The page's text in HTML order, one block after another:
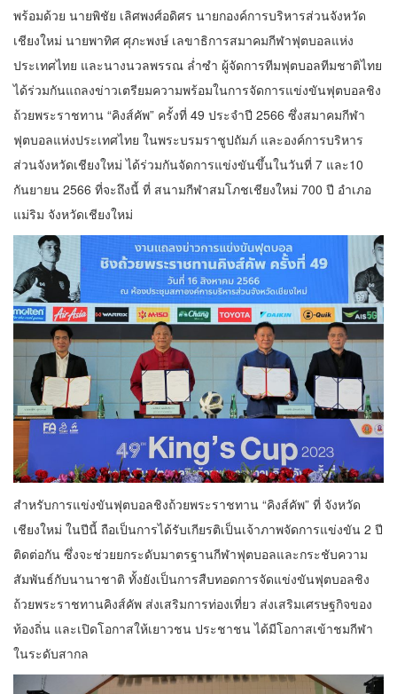
พร้อมด้วย นายพิชัย เลิศพงศ์อดิศร นายกองค์การบริหารส่วนจังหวัด
เชียงใหม่ นายพาทิศ ศุภะพงษ์ เลขาธิการสมาคมกีฬาฟุตบอลแห่ง
ประเทศไทย และนางนวลพรรณ ล่ำซำ ผู้จัดการทีมฟุตบอลทีมชาติไทย
ได้ร่วมกันแถลงข่าวเตรียมความพร้อมในการจัดการแข่งขันฟุตบอลชิง
ถ้วยพระราชทาน “คิงส์คัพ” ครั้งที่ 49 ประจำปี 2566 ซึ่งสมาคมกีฬา
ฟุตบอลแห่งประเทศไทย ในพระบรมราชูปถัมภ์ และองค์การบริหาร
ส่วนจังหวัดเชียงใหม่ ได้ร่วมกันจัดการแข่งขันขึ้นในวันที่ 7 และ10
กันยายน 2566 ที่จะถึงนี้ ที่ สนามกีฬาสมโภชเชียงใหม่ 700 ปี อำเภอ
แม่ริม จังหวัดเชียงใหม่
สำหรับการแข่งขันฟุตบอลชิงถ้วยพระราชทาน “คิงส์คัพ” ที่ จังหวัด
เชียงใหม่ ในปีนี้ ถือเป็นการได้รับเกียรติเป็นเจ้าภาพจัดการแข่งขัน 2 ปี
ติดต่อกัน ซึ่งจะช่วยยกระดับมาตรฐานกีฬาฟุตบอลและกระชับความ
สัมพันธ์กับนานาชาติ ทั้งยังเป็นการสืบทอดการจัดแข่งขันฟุตบอลชิง
ถ้วยพระราชทานคิงส์คัพ ส่งเสริมการท่องเที่ยว ส่งเสริมเศรษฐกิจของ
ท้องถิ่น และเปิดโอกาสให้เยาวชน ประชาชน ได้มีโอกาสเข้าชมกีฬา
ในระดับสากล